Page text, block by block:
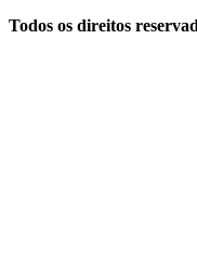
Todos os direitos